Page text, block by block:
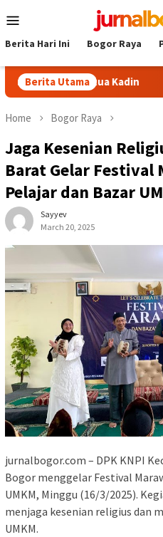
to
Menu
Berita Hari Ini Bogor Raya
Berita Utama
Ketua Kadin
Home Bogor Raya
Jaga Kesenian
Barat Gelar Festival
Pelajar dan Bazar
Sayyev
March 20, 2025
jurnalbogor.com – DPK KNPI
Bogor menggelar Festival
UMKM, Minggu (16/3/2025).
menjaga kesenian religius dan
UMKM.